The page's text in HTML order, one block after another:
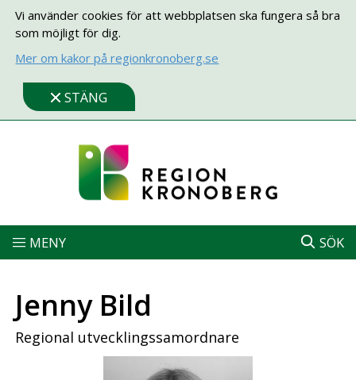
Vi använder cookies för att webbplatsen ska fungera så bra
som möjligt för dig.
Mer om kakor på regionkronoberg.se
STÄNG
MENY SÖK
Jenny Bild
Regional utvecklingssamordnare